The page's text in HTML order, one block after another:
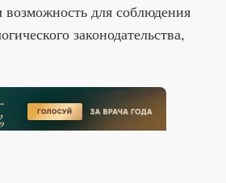
для соблюдения
законодательства,